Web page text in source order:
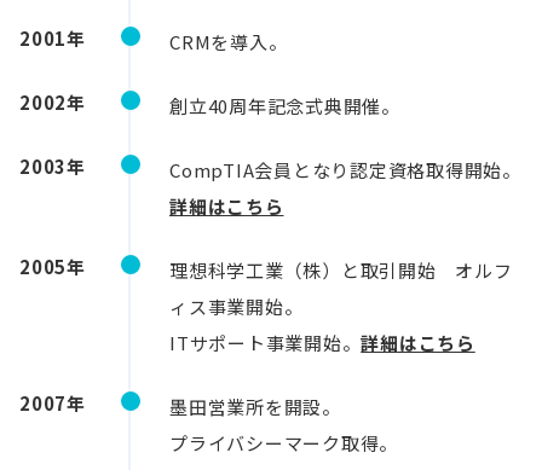
2001年 CRMを導入。
2002年 創立40周年記念式典開催。
2003年
CompTIA会員となり認定資格取得開始。
詳細はこちら
2005年
理想科学工業（株）と取引開始 オルフ
ィス事業開始。
ITサポート事業開始。詳細はこちら
2007年
墨田営業所を開設。
プライバシーマーク取得。